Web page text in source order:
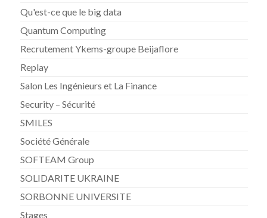
Qu'est-ce que le big data
Quantum Computing
Recrutement Ykems-groupe Beijaflore
Replay
Salon Les Ingénieurs et La Finance
Security – Sécurité
SMILES
Société Générale
SOFTEAM Group
SOLIDARITE UKRAINE
SORBONNE UNIVERSITE
Stages